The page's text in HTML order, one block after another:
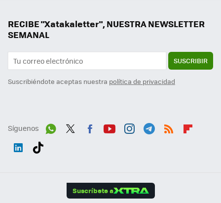
RECIBE "Xatakaletter", NUESTRA NEWSLETTER
SEMANAL
SUSCRIBIR
Suscribiéndote aceptas nuestra política de privacidad
Síguenos
Suscríbete a